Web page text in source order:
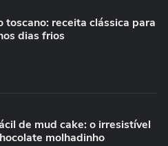
toscano: receita clássica para
dias frios
de mud cake: o irresistível
molhadinho